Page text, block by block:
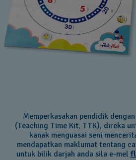
Memperkasakan pendidik
(Teaching Time Kit, TTK), direka
kanak menguasai seni
mendapatkan maklumat tentang
untuk bilik darjah anda sila e-mel